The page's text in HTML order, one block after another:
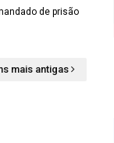
de prisão
mais antigas